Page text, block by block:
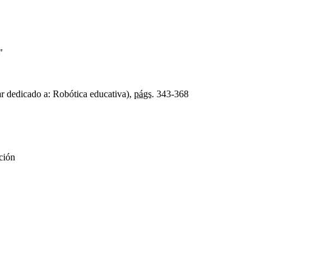
dedicado a: Robótica educativa), págs. 343-368